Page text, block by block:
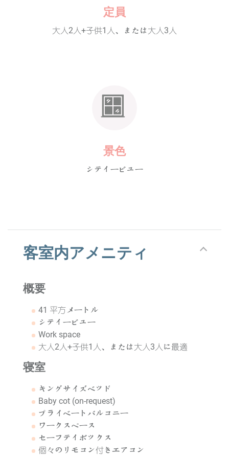
定員
大人2人+子供1人、または大人3人
景色
シティービュー
客室内アメニティ
概要
41 平方メートル
シティービュー
Work space
大人2人+子供1人、または大人3人に最適
寝室
キングサイズベッド
Baby cot (on-request)
プライベートバルコニー
ワークスペース
セーフティボックス
個々のリモコン付きエアコン